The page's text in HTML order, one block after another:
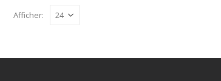
Afficher: